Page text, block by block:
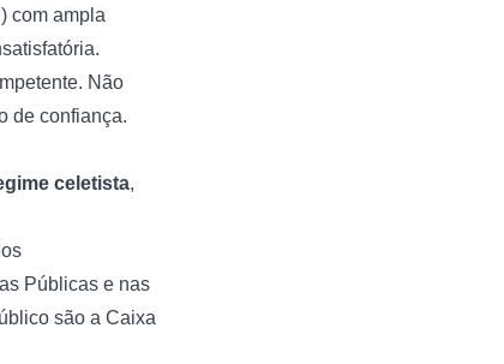
com ampla
Não
de confiança.
celetista,
Públicas e nas
são a Caixa